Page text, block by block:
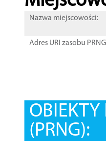
Nazwa miejscowości:
Adres URI zasobu
OBIEKTY
(PRNG):